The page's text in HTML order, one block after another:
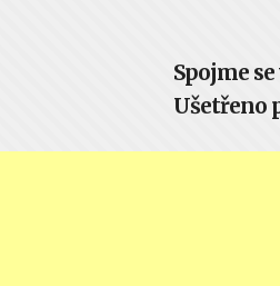
Spojme
Ušetřeno